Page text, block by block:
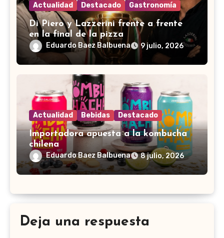
Actualidad Destacado Gastronomía
Di Piero y Lazzerini frente a frente
en la final de la pizza
Eduardo Baez Balbuena 9 julio, 2026
Actualidad Bebidas Destacado
Importadora apuesta a la kombucha
chilena
Eduardo Baez Balbuena 8 julio, 2026
Deja una respuesta